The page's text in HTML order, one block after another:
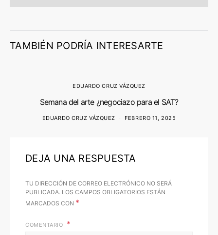
TAMBIÉN PODRÍA INTERESARTE
EDUARDO CRUZ VÁZQUEZ
Semana del arte ¿negociazo para el SAT?
EDUARDO CRUZ VÁZQUEZ FEBRERO 11, 2025
DEJA UNA RESPUESTA
TU DIRECCIÓN DE CORREO ELECTRÓNICO NO SERÁ
PUBLICADA. LOS CAMPOS OBLIGATORIOS ESTÁN
MARCADOS CON *
COMENTARIO